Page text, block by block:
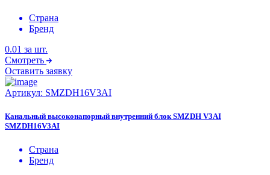
Страна
Бренд
0.01 за шт.
Смотреть
Оставить заявку
Артикул: SMZDH16V3AI
Канальный высоконапорный внутренний блок SMZDH V3AI
SMZDH16V3AI
Страна
Бренд